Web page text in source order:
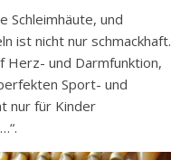
Schleimhäute, und
ist nicht nur schmackhaft.
Herz- und Darmfunktion,
Sport- und
nur für Kinder